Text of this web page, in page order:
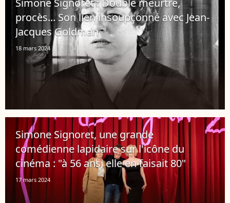
Simone Signoret : Double meurtre,
procès... Son lien insoupçonné avec Jean-
Jacques Goldman
18 mars 2024
Simone Signoret, une grande
comédienne lapidaire sur l'icône du
cinéma : "à 56 ans, elle en faisait 80"
17 mars 2024